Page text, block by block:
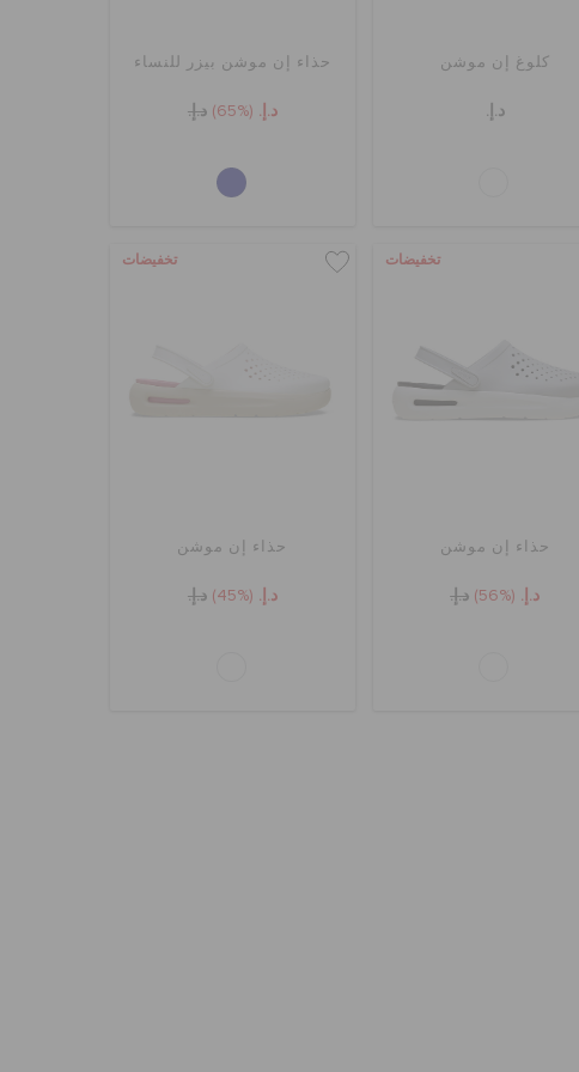
كلوغ إن موشن
د.إ.
حذاء إن موشن بيزر للنساء
د.إ. (65%) د.إ.
تخفيضات
حذاء إن موشن
د.إ. (56%) د.إ.
تخفيضات
حذاء إن موشن
د.إ. (45%) د.إ.